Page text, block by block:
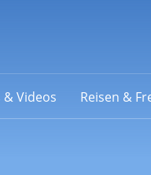
& Videos Reisen &